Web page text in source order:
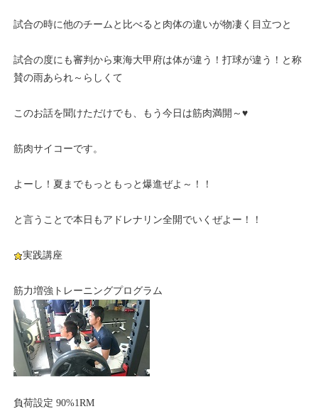
試合の時に他のチームと比べると肉体の違いが物凄く目立つと
試合の度にも審判から東海大甲府は体が違う！打球が違う！と称
賛の雨あられ～らしくて
このお話を聞けただけでも、もう今日は筋肉満開～♥
筋肉サイコーです。
よーし！夏までもっともっと爆進ぜよ～！！
と言うことで本日もアドレナリン全開でいくぜよー！！
実践講座
筋力増強トレーニングプログラム
負荷設定 90%1RM